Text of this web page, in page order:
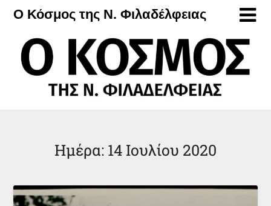
Μετάβαση
περιεχόμενο
Ο Κόσμος της Ν. Φιλαδέλφειας
Ημέρα: 14 Ιουλίου 2020